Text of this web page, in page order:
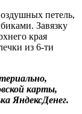
петель,
Завязку
края
из 6-ти
карты,
ЯндексДенег.